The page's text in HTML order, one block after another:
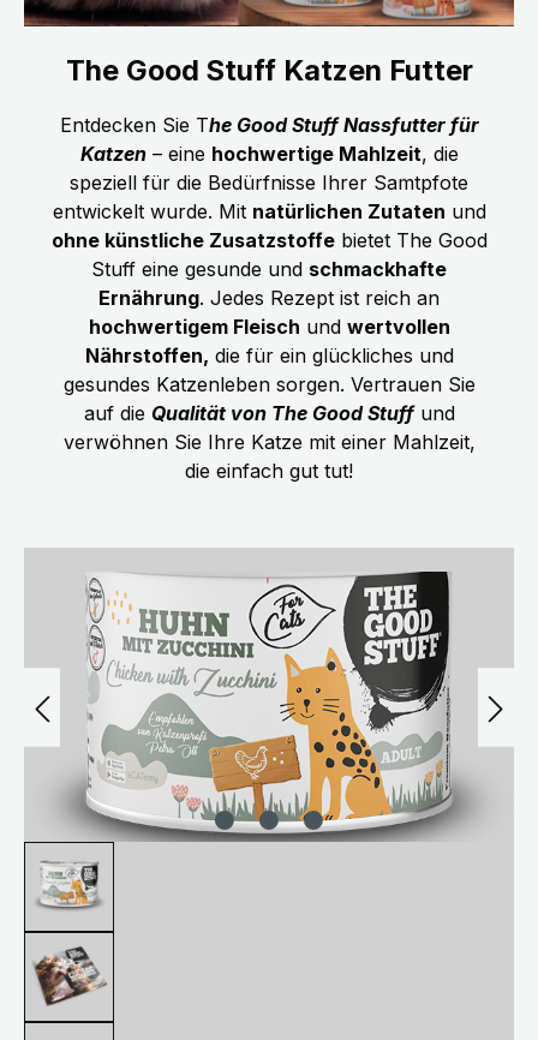
The Good Stuff Katzen Futter
Entdecken Sie The Good Stuff Nassfutter für
Katzen– eine hochwertige Mahlzeit, die
speziell für die Bedürfnisse Ihrer Samtpfote
entwickelt wurde. Mit natürlichen Zutaten und
ohne künstliche Zusatzstoffebietet The Good
Stuff eine gesunde und schmackhafte
Ernährung. Jedes Rezept ist reich an
hochwertigem Fleisch und wertvollen
Nährstoffen, die für ein glückliches und
gesundes Katzenleben sorgen. Vertrauen Sie
auf die Qualität von The Good Stuffund
verwöhnen Sie Ihre Katze mit einer Mahlzeit,
die einfach gut tut!
Bildergalerie überspringen